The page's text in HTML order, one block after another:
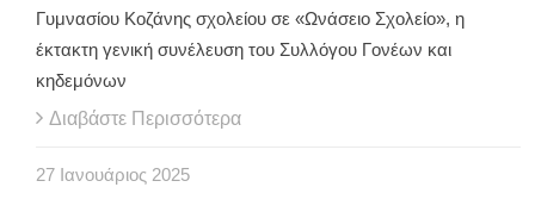
Γυμνασίου Κοζάνης σχολείου σε «Ωνάσειο Σχολείο», η
έκτακτη γενική συνέλευση του Συλλόγου Γονέων και
κηδεμόνων
Διαβάστε Περισσότερα
27 Ιανουάριος 2025